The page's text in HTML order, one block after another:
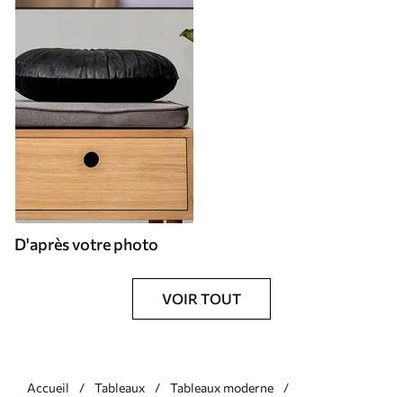
D'après votre photo
VOIR TOUT
Accueil Tableaux
Tableaux moderne